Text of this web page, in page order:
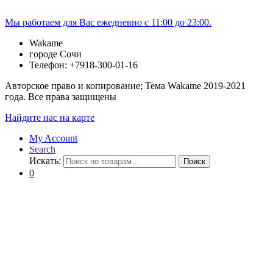
Мы работаем для Вас ежедневно с 11:00 до 23:00.
Wakame
городе Сочи
Телефон: +7918-300-01-16
Авторское право и копирование; Тема Wakame 2019-2021
года. Все права защищены
Найдите нас на карте
My Account
Search
Искать:
Поиск
0